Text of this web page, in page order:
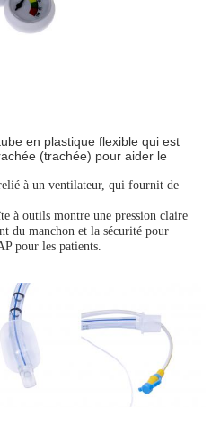
en plastique flexible qui est
(trachée) pour aider le
à un ventilateur, qui fournit de
à outils montre une pression claire
du manchon et la sécurité pour
pour les patients.